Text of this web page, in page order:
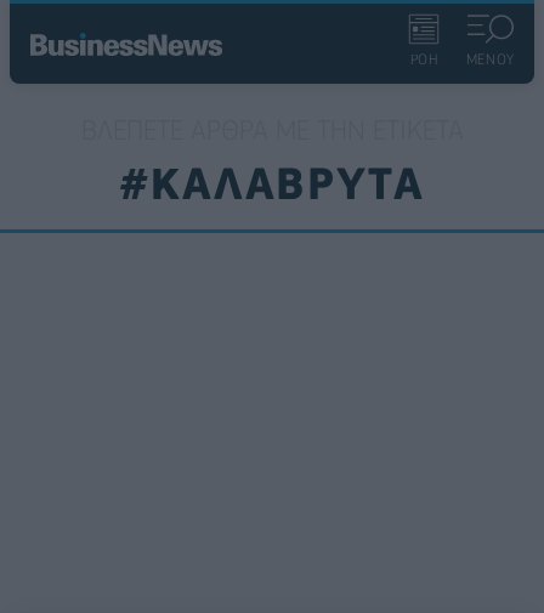
ΡΟΗ ΜΕΝΟΥ
#ΚΑΛΑΒΡΥΤΑ